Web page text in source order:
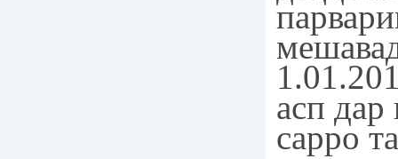
асп дар
сарро